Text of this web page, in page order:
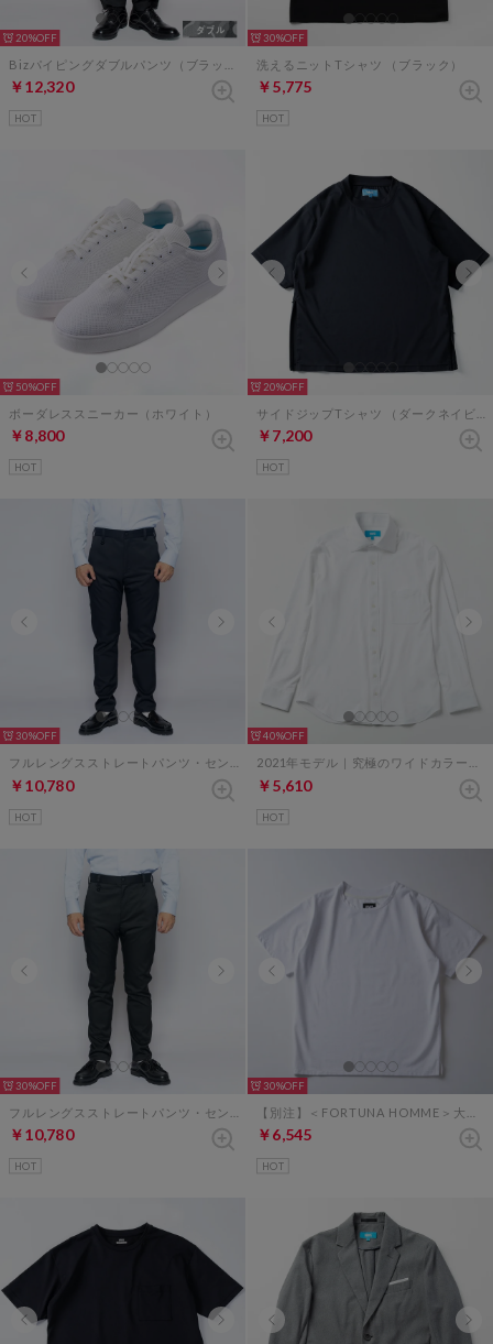
20%
￥12,320
HOT
30%
洗えるニットTシャツ （ブラック）
￥5,775
HOT
50%
ボーダレススニーカー（ホワイト）
￥8,800
HOT
20%
￥7,200
HOT
30%
￥10,780
HOT
40%
￥5,610
HOT
30%
￥10,780
HOT
30%
￥6,545
HOT